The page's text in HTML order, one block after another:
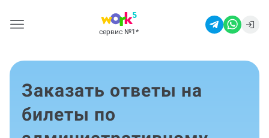
сервис №1 *
Заказать ответы на
билеты по